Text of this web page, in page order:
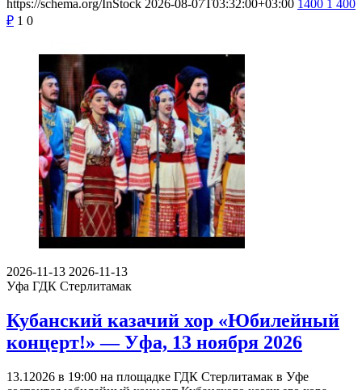
https://schema.org/InStock 2026-08-07T03:32:00+03:00 1400 1 400
₽ 1 0
2026-11-13 2026-11-13
Уфа ГДК Стерлитамак
Кубанский казачий хор «Юбилейный
концерт!» — Уфа, 13 ноября 2026
13.12026 в 19:00 на площадке ГДК Стерлитамак в Уфе